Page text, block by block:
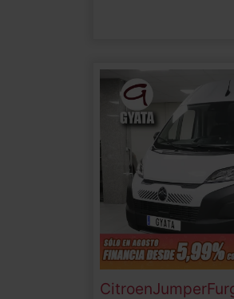
CitroenJumper